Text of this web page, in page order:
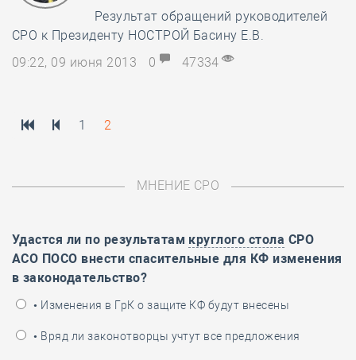
Результат обращений руководителей
СРО к Президенту НОСТРОЙ Басину Е.В.
09:22, 09 июня 2013
0 47334
1 2
МНЕНИЕ СРО
Удастся ли по результатам круглого стола СРО
АСО ПОСО внести спасительные для КФ изменения
в законодательство?
• Изменения в ГрК о защите КФ будут внесены
• Вряд ли законотворцы учтут все предложения